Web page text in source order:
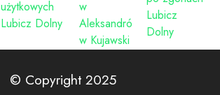
użytkowych
Lubicz Dolny
w
Aleksandró
w Kujawski
Lubicz
Dolny
© Copyright 2025